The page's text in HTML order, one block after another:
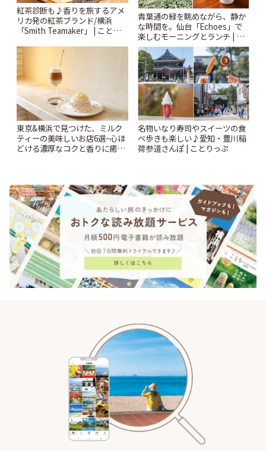
紅茶診断も♪香りを旅するアメ
リカ発の紅茶ブランド/横浜
「Smith Teamaker」 | ことりっ
青葉通の緑を眺めながら、静か
な時間を。仙台「Echoes」で
楽しむモーニングとランチ | こ
とりっぷ
東京&横浜で見つけた、ミルク
ティーの美味しいお店6選~心ほ
どける濃厚なコクと香りに癒や
名物いなり寿司やスイーツの食
べ歩きも楽しい♪愛知・豊川稲
荷参道さんぽ | ことりっぷ